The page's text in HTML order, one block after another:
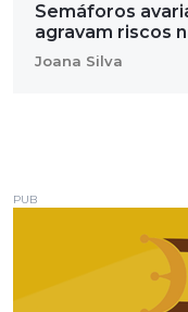
Semáforos
agravam riscos
Joana Silva
PUB